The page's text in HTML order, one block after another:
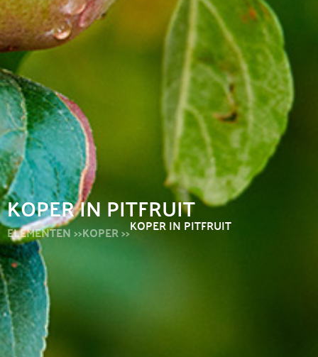
KOPER IN PITFRUIT
ELEMENTEN >>KOPER >>KOPER IN PITFRUIT